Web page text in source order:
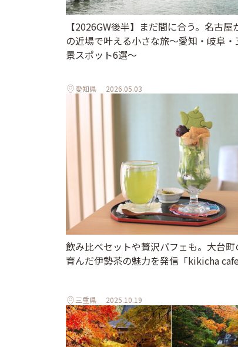
【2026GW後半】まだ間に合う。名古屋
の近場で叶える小さな旅～愛知・岐阜・
景スポット6選～
愛知県 2026.05.03
飲み比べセットや贅沢パフェも。大台町
育んだ伊勢茶の魅力を発信「kikicha cafe
三重県 2025.10.19